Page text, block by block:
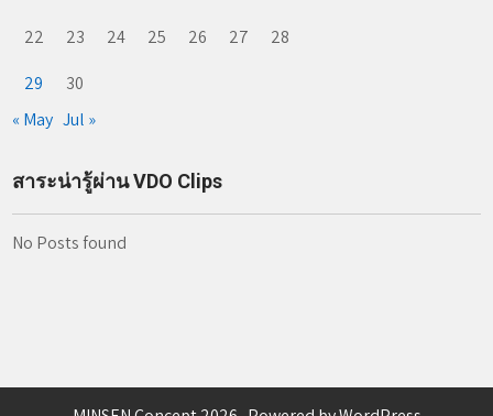
22
23 24 25 26 27
28
29
30
« May Jul »
สาระน่ารู้ผ่าน VDO Clips
No Posts found